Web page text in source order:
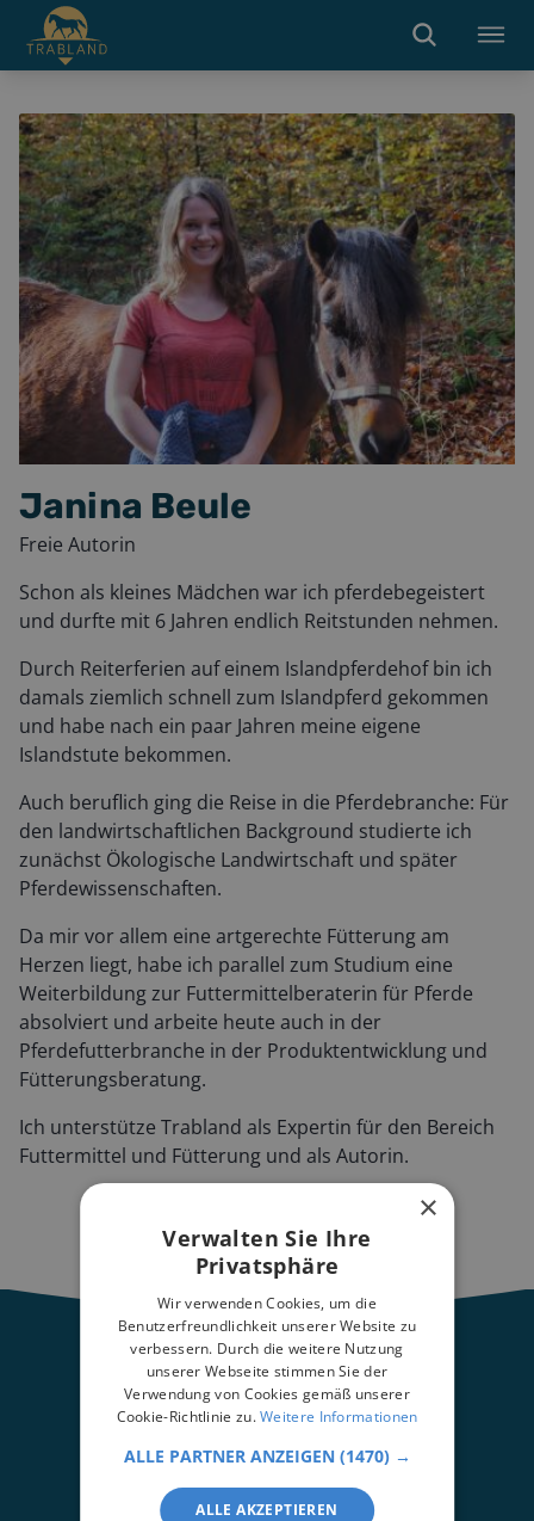
Janina Beule
Freie Autorin
Schon als kleines Mädchen war ich pferdebegeistert
und durfte mit 6 Jahren endlich Reitstunden nehmen.
Durch Reiterferien auf einem Islandpferdehof bin ich
damals ziemlich schnell zum Islandpferd gekommen
und habe nach ein paar Jahren meine eigene
Islandstute bekommen.
Auch beruflich ging die Reise in die Pferdebranche: Für
den landwirtschaftlichen Background studierte ich
zunächst Ökologische Landwirtschaft und später
Pferdewissenschaften.
Da mir vor allem eine artgerechte Fütterung am
Herzen liegt, habe ich parallel zum Studium eine
Weiterbildung zur Futtermittelberaterin für Pferde
absolviert und arbeite heute auch in der
Pferdefutterbranche in der Produktentwicklung und
Fütterungsberatung.
Ich unterstütze Trabland als Expertin für den Bereich
Futtermittel und Fütterung und als Autorin.
×
Verwalten Sie Ihre
Privatsphäre
Wir verwenden Cookies, um die
Benutzerfreundlichkeit unserer Website zu
verbessern. Durch die weitere Nutzung
unserer Webseite stimmen Sie der
Verwendung von Cookies gemäß unserer
Cookie-Richtlinie zu.Weitere Informationen
ALLE PARTNER ANZEIGEN (1470) →
ALLE AKZEPTIEREN